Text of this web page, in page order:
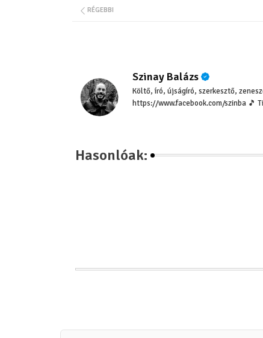
RÉGEBBI
Szinay Balázs
Költő, író, újságíró, szerkesztő,
https://www.facebook.com/szinba 🎵
Hasonlóak: